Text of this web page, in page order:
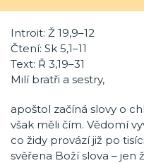
Introit: Ž 19,9–12
Čtení: Sk 5,1–11
Text: Ř 3,19–31
Milí bratři a sestry,
apoštol začíná slovy o
však měli čím. Vědomí
co židy provází již po
svěřena Boží slova –